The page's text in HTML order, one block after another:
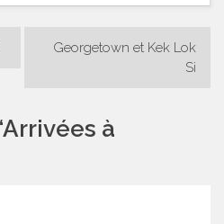
Georgetown et Kek Lok
Si
Arrivées à